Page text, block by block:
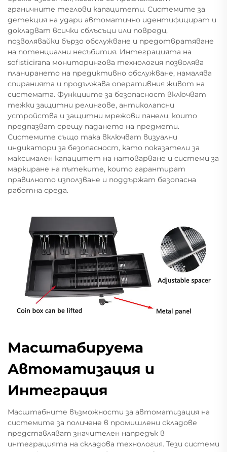
граничните теглови капацитети. Системите за
детекция на удари автоматично идентифицират и
докладват всички сблъсъци или повреди,
позволявайки бързо обслужване и предотвратяване
на потенциални несъбития. Интеграцията на
sofisticirana мониторингова технология позволява
планирането на предиктивно обслужване, намалява
спиранията и продължава оперативния живот на
системата. Функциите за безопасност включват
тежки защитни релингове, антиколапсни
устройства и защитни мрежови панели, които
предпазват срещу падането на предмети.
Системите също така включват визуални
индикатори за безопасност, като показатели за
максимален капацитет на натоварване и системи за
маркиране на пътеките, които гарантират
правилното използване и поддържат безопасна
работна среда.
Масштабируема
Автоматизация и
Интеграция
Масштабните възможности за автоматизация на
системите за поличене в промишлени складове
представляват значителен напредък в
интеграцията на складова технология. Тези системи